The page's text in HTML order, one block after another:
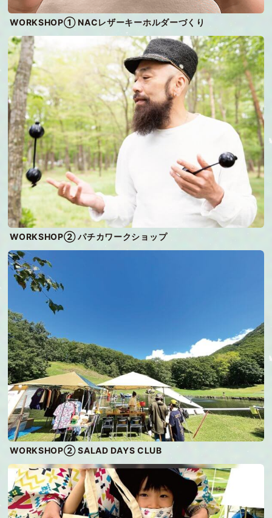
WORKSHOP① NACレザーキーホルダーづくり
WORKSHOP② パチカワークショップ
WORKSHOP② SALAD DAYS CLUB